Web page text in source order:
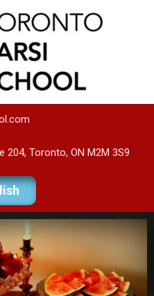
204, Toronto, ON M2M 3S9